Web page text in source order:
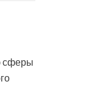
сферы